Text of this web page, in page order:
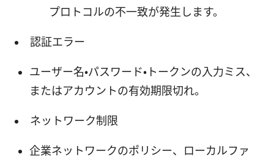
プロトコルの不一致が発生します。
認証エラー
ユーザー名・パスワード・トークンの入力ミス、
またはアカウントの有効期限切れ。
ネットワーク制限
企業ネットワークのポリシー、ローカルファ